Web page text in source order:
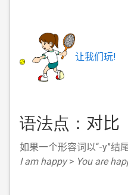
让我们玩!
语法点： 对比
如果一个形容词以“-y”结
I am happy> You are